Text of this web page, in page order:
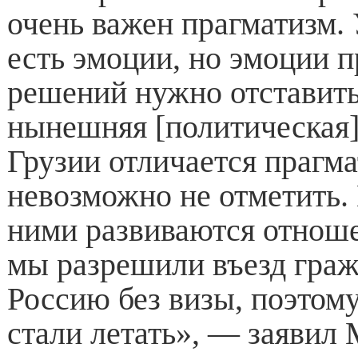
очень важен прагматизм.
есть эмоции, но эмоции
решений нужно
нынешняя
Грузии отличается
невозможно не
ними развиваются
мы разрешили въезд
Россию без визы,
стали летать», — заявил